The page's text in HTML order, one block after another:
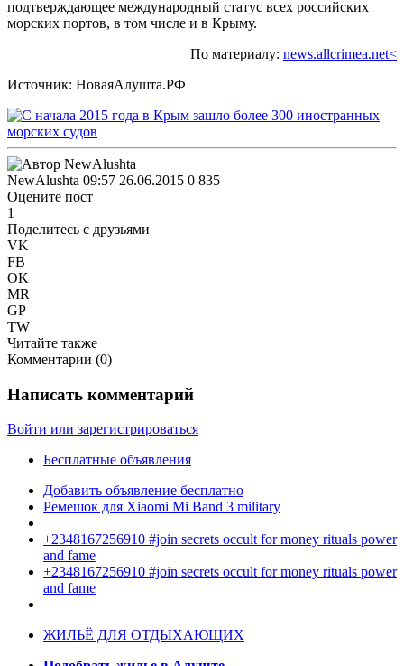
подтверждающее международный статус всех российских
морских портов, в том числе и в Крыму.
По материалу: news.allcrimea.net<
Источник: НоваяАлушта.РФ
NewAlushta 09:57 26.06.2015 0 835
Оцените пост
1
Поделитесь с друзьями
VK
FB
OK
MR
GP
TW
Читайте также
Комментарии (0)
Написать комментарий
Войти или зарегистрироваться
Бесплатные объявления
Добавить объявление бесплатно
Ремешок для Xiaomi Mi Band 3 military
+2348167256910 #join secrets occult for money rituals power
and fame
+2348167256910 #join secrets occult for money rituals power
and fame
ЖИЛЬЁ ДЛЯ ОТДЫХАЮЩИХ